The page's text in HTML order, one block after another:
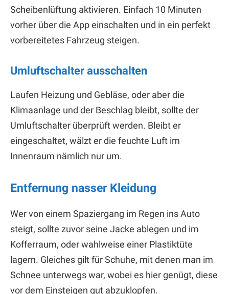
Scheibenlüftung aktivieren. Einfach 10 Minuten
vorher über die App einschalten und in ein perfekt
vorbereitetes Fahrzeug steigen.
Umluftschalter ausschalten
Laufen Heizung und Gebläse, oder aber die
Klimaanlage und der Beschlag bleibt, sollte der
Umluftschalter überprüft werden. Bleibt er
eingeschaltet, wälzt er die feuchte Luft im
Innenraum nämlich nur um.
Entfernung nasser Kleidung
Wer von einem Spaziergang im Regen ins Auto
steigt, sollte zuvor seine Jacke ablegen und im
Kofferraum, oder wahlweise einer Plastiktüte
lagern. Gleiches gilt für Schuhe, mit denen man im
Schnee unterwegs war, wobei es hier genügt, diese
vor dem Einsteigen gut abzuklopfen.